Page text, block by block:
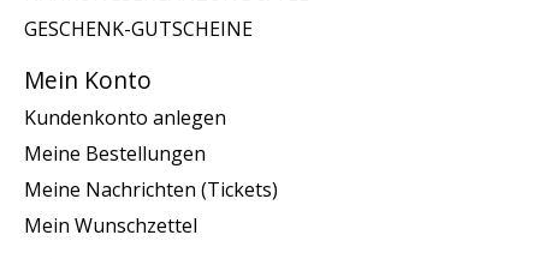
GESCHENK-GUTSCHEINE
Mein Konto
Kundenkonto anlegen
Meine Bestellungen
Meine Nachrichten (Tickets)
Mein Wunschzettel